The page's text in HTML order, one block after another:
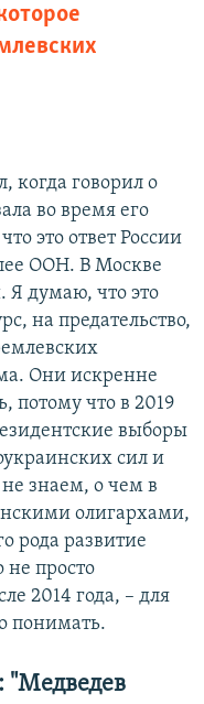
когда говорил о
во время его
это ответ России
ООН. В Москве
Я думаю, что это
на предательство,
Они искренне
потому что в 2019
выборы
сил и
знаем, о чем в
олигархами,
рода развитие
не просто
2014 года, – для
понимать.